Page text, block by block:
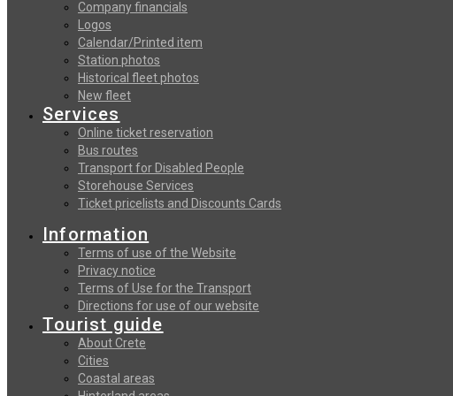
Company financials
Logos
Calendar/Printed item
Station photos
Historical fleet photos
New fleet
Services
Online ticket reservation
Bus routes
Transport for Disabled People
Storehouse Services
Ticket pricelists and Discounts Cards
Information
Terms of use of the Website
Privacy notice
Terms of Use for the Transport
Directions for use of our website
Tourist guide
About Crete
Cities
Coastal areas